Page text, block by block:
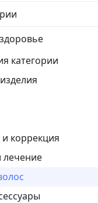
категории
коррекция
лечение